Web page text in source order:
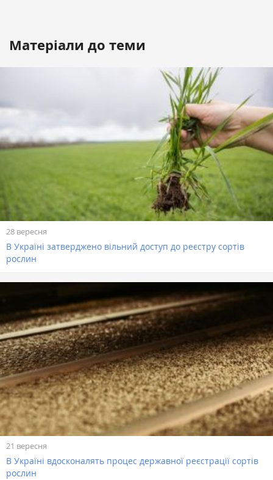
Матеріали до теми
28 вересня
В Україні затверджено вільний доступ до реєстру сортів
рослин
21 вересня
В Україні вдосконалять процес державної реєстрації сортів
рослин